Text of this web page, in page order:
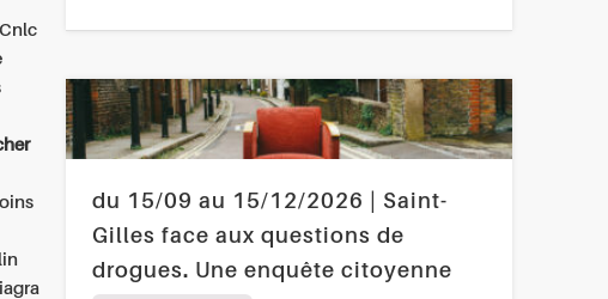
du 15/09 au 15/12/2026 | Saint-
Gilles face aux questions de
drogues. Une enquête citoyenne